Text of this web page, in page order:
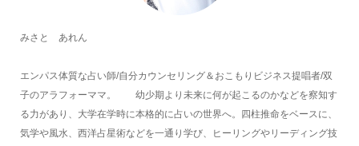
みさと あれん
エンパス体質な占い師/自分カウンセリング＆おこもりビジネス提唱者/双
子のアラフォーママ。 幼少期より未来に何が起こるのかなどを察知す
る力があり、大学在学時に本格的に占いの世界へ。四柱推命をベースに、
気学や風水、西洋占星術などを一通り学び、ヒーリングやリーディング技